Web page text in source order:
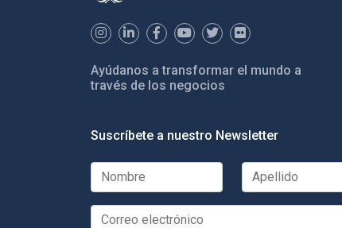
Ayúdanos a transformar el mundo a
través de los negocios
Suscríbete a nuestro Newsletter